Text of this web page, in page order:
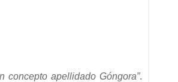
concepto apellidado Góngora”.